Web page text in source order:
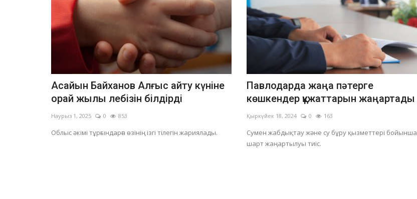
Асайын Байханов Алғыс айту күніне
орай жылы лебізін білдірді
Наурыз 1, 2025 0 853
Облыс әкімі тұрғындарға өзінің ізгі тілегін жариялады.
Павлодарда жаңа пәтерге
көшкендер құжаттарын жаңартады
Қыркүйек 18, 2024 0 163
Сумен жабдықтау және су бұру қызметтері бойынша
шарт жаңартылуы тиіс.